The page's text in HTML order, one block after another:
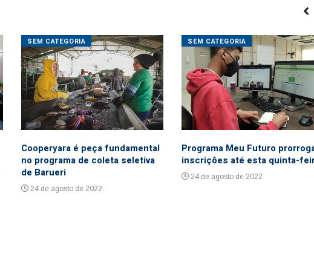
SEM CATEGORIA
Cooperyara é peça fundamental
no programa de coleta seletiva
de Barueri
24 de agosto de 2022
SEM CATEGORIA
Programa Meu Futuro
inscrições até esta quinta-
24 de agosto de 2022